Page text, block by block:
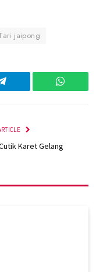
jaipong
Telegram
Karet Gelang